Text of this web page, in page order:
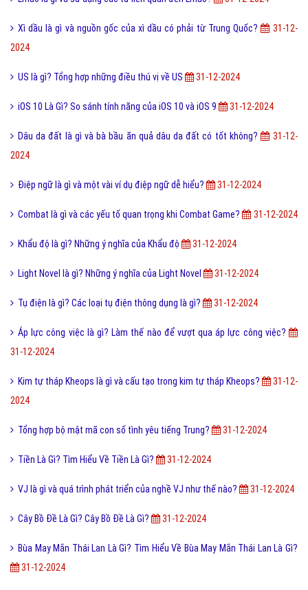
Xì dầu là gì và nguồn gốc của xì dầu có phải từ Trung Quốc?
31-12-
2024
US là gì? Tổng hợp những điều thú vị về US 31-12-2024
iOS 10 Là Gì? So sánh tính năng của iOS 10 và iOS 9 31-12-2024
Dâu da đất là gì và bà bầu ăn quả dâu da đất có tốt không?
31-12-
2024
Điệp ngữ là gì và một vài ví dụ điệp ngữ dễ hiểu? 31-12-2024
Combat là gì và các yếu tố quan trọng khi Combat Game? 31-12-2024
Khẩu độ là gì? Những ý nghĩa của Khẩu độ 31-12-2024
Light Novel là gì? Những ý nghĩa của Light Novel 31-12-2024
Tụ điện là gì? Các loại tụ điện thông dụng là gì? 31-12-2024
Áp lực công việc là gì? Làm thế nào để vượt qua áp lực công việc?
31-12-2024
Kim tự tháp Kheops là gì và cấu tạo trong kim tự tháp Kheops?
31-12-
2024
Tổng hợp bộ mật mã con số tình yêu tiếng Trung? 31-12-2024
Tiền Là Gì? Tìm Hiểu Về Tiền Là Gì? 31-12-2024
VJ là gì và quá trình phát triển của nghề VJ như thế nào? 31-12-2024
Cây Bồ Đề Là Gì? Cây Bồ Đề Là Gì? 31-12-2024
Bùa May Mắn Thái Lan Là Gì? Tìm Hiểu Về Bùa May Mắn Thái Lan Là Gì?
31-12-2024